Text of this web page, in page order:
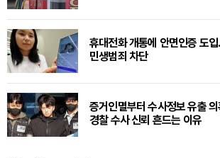
휴대전화 개통에 안면인증 도
민생범죄 차단
증거인멸부터 수사정보 유출
경찰 수사 신뢰 흔드는 이유